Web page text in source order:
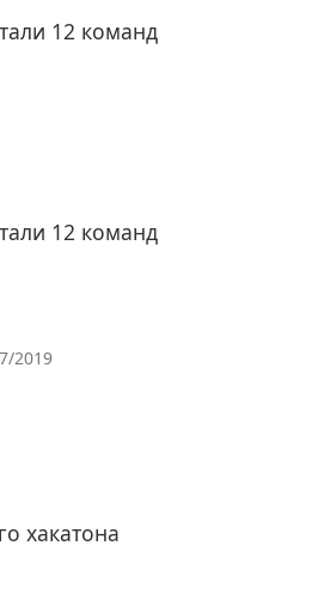
12 команд
12 команд
2019
хакатона